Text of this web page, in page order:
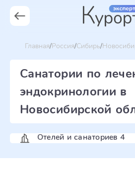
Главная Россия Сибирь
Санатории по
эндокринологии в
Новосибирской
Отелей и санаториев 4